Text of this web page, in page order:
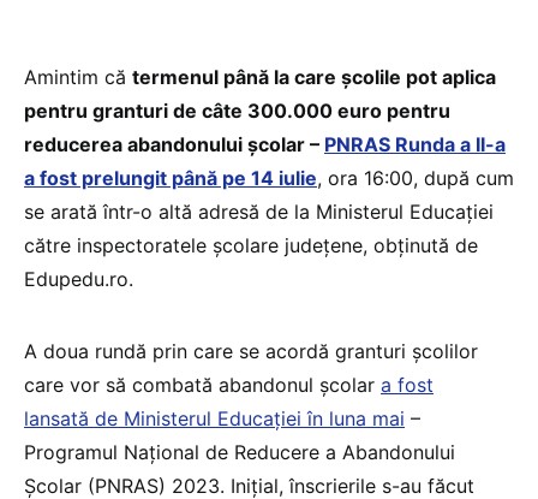
Amintim că termenul până la care școlile pot aplica
pentru granturi de câte 300.000 euro pentru
reducerea abandonului școlar – PNRAS Runda a II-a
a fost prelungit până pe 14 iulie, ora 16:00, după cum
se arată într-o altă adresă de la Ministerul Educației
către inspectoratele școlare județene, obținută de
Edupedu.ro.
A doua rundă prin care se acordă granturi școlilor
care vor să combată abandonul școlar a fost
lansată de Ministerul Educației în luna mai –
Programul Național de Reducere a Abandonului
Școlar (PNRAS) 2023. Inițial, înscrierile s-au făcut